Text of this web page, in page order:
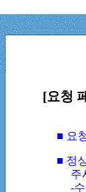
[요청
■ 요
■ 정
주
-